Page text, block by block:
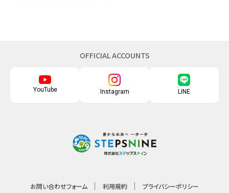
OFFICIAL ACCOUNTS
YouTube Instagram LINE
お問い合わせフォーム 利用規約 プライバシーポリシー